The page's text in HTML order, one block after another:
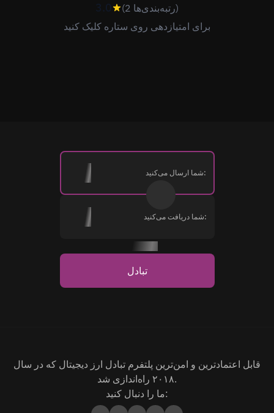
3.0
(2 رتبه‌بندی‌ها)
برای امتیازدهی روی ستاره کلیک کنید
شما ارسال می‌کنید:
شما دریافت می‌کنید:
تبادل
قابل اعتمادترین و امن‌ترین پلتفرم تبادل ارز دیجیتال که در سال
۲۰۱۸ راه‌اندازی شد.
ما را دنبال کنید: